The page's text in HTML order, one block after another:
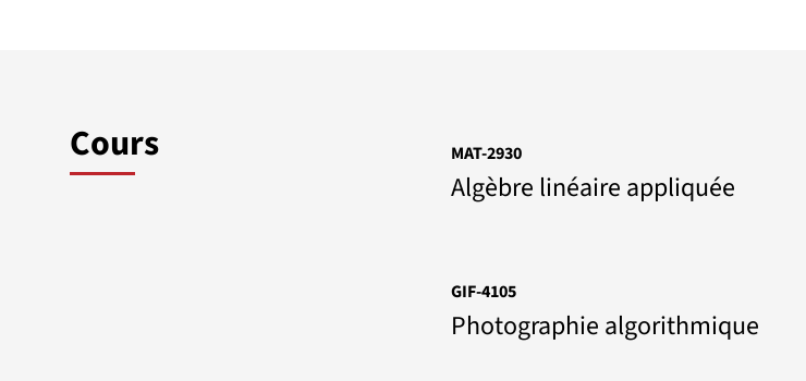
Cours MAT-2930
Algèbre linéaire appliquée
GIF-4105
Photographie algorithmique